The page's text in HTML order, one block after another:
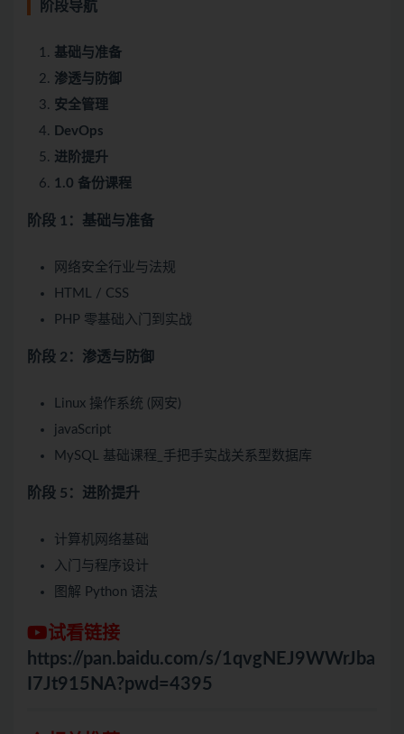
阶段导航
基础与准备
渗透与防御
安全管理
DevOps
进阶提升
1.0 备份课程
阶段 1：基础与准备
网络安全行业与法规
HTML / CSS
PHP 零基础入门到实战
阶段 2：渗透与防御
Linux 操作系统 (网安)
javaScript
MySQL 基础课程_手把手实战关系型数据库
阶段 5：进阶提升
计算机网络基础
入门与程序设计
图解 Python 语法
试看链接
https://pan.baidu.com/s/1qvgNEJ9WWrJba
I7Jt915NA?pwd=4395